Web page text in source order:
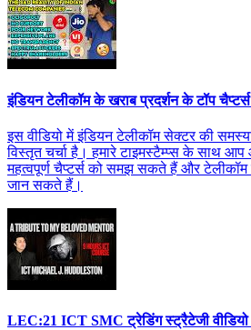
इंडियन टेलीकॉम के खराब प्रदर्शन के टॉप
इस वीडियो में इंडियन टेलीकॉम सेक्टर की
विस्तृत चर्चा है। हमारे टाइमस्टैम्प्स के साथ
महत्वपूर्ण चैप्टर्स को समझ सकते हैं और टेलीकॉम
जान सकते हैं।
LEC:21 ICT SMC ट्रेडिंग स्ट्रैटेजी वीडियो